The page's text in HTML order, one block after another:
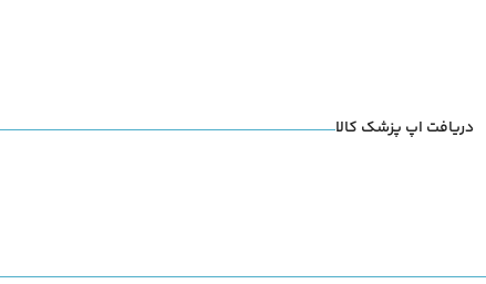
دریافت اپ پزشک کالا